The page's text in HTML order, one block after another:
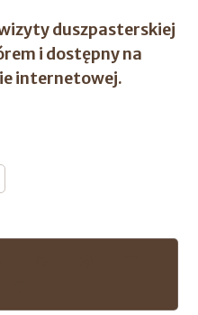
duszpasterskiej
i dostępny na
internetowej.